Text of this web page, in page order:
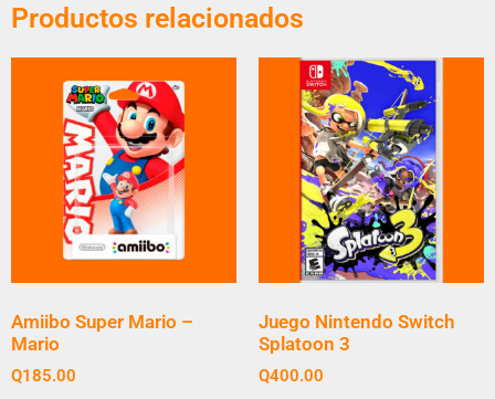
Productos relacionados
Amiibo Super Mario –
Mario
Q185.00
Juego Nintendo Switch
Splatoon 3
Q400.00